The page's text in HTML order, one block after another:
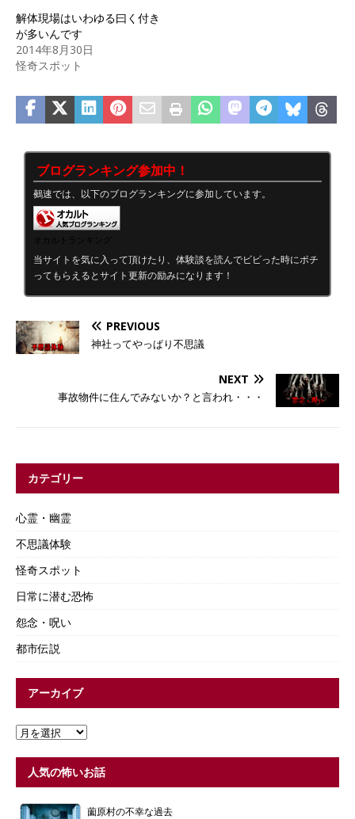
解体現場はいわゆる曰く付き
が多いんです
2014年8月30日
怪奇スポット
ブログランキング参加中！
鵺速では、以下のブログランキングに参加しています。
当サイトを気に入って頂けたり、体験談を読んでビビった時にポチ
ってもらえるとサイト更新の励みになります！
PREVIOUS
神社ってやっぱり不思議
NEXT
事故物件に住んでみないか？と言われ・・・
カテゴリー
心霊・幽霊
不思議体験
怪奇スポット
日常に潜む恐怖
怨念・呪い
都市伝説
アーカイブ
人気の怖いお話
薗原村の不幸な過去